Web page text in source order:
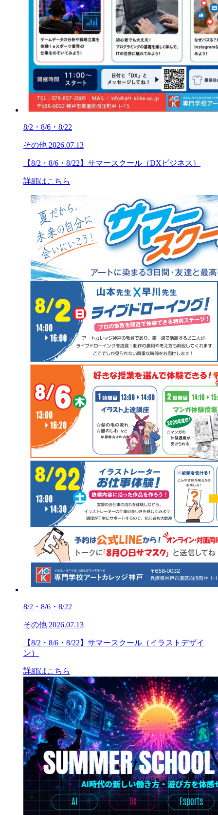
8/2・8/6・8/22
その他 2026.07.13
【8/2・8/6・8/22】サマースクール（DXビジネス）
詳細はこちら
8/2・8/6・8/22
その他 2026.07.13
【8/2・8/6・8/22】サマースクール（イラストデザイ
ン）
詳細はこちら